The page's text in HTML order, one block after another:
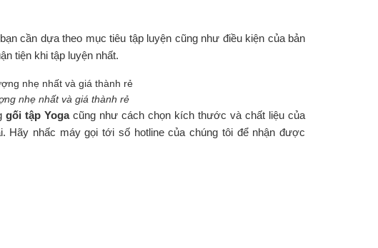
cần dựa theo mục tiêu tập luyện cũng như điều kiện của bản
tiện khi tập luyện nhất.
nhẹ nhất và giá thành rẻ
gối tập Yogacũng như cách chọn kích thước và chất liệu của
Hãy nhấc máy gọi tới số hotline của chúng tôi để nhận được